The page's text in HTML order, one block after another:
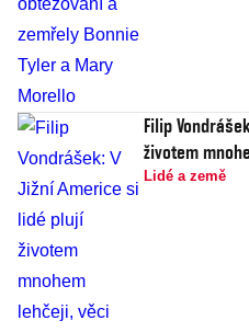
Filip
životem
Lidé a země